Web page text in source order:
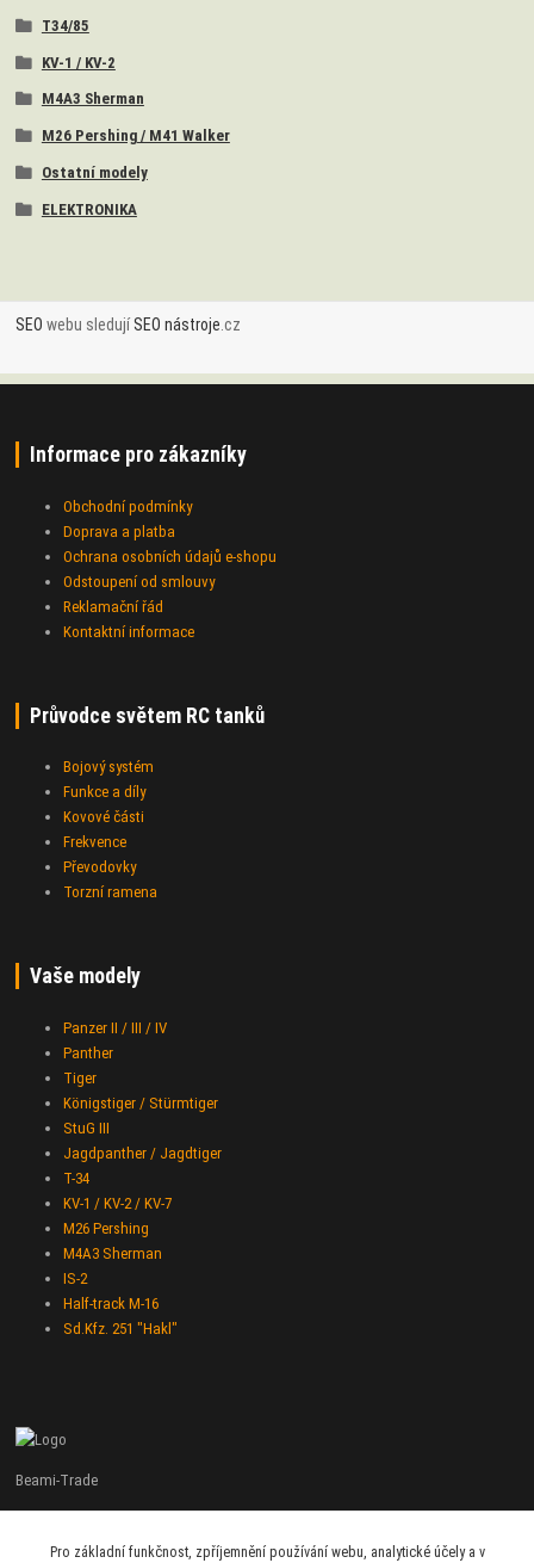
T34/85
KV-1 / KV-2
M4A3 Sherman
M26 Pershing / M41 Walker
Ostatní modely
ELEKTRONIKA
SEO webu sledujíSEO nástroje .cz
Informace pro zákazníky
Obchodní podmínky
Doprava a platba
Ochrana osobních údajů e-shopu
Odstoupení od smlouvy
Reklamační řád
Kontaktní informace
Průvodce světem RC tanků
Bojový systém
Funkce a díly
Kovové části
Frekvence
Převodovky
Torzní ramena
Vaše modely
Panzer II / III / IV
Panther
Tiger
Königstiger / Stürmtiger
StuG III
Jagdpanther / Jagdtiger
T-34
KV-1 / KV-2 / KV-7
M26 Pershing
M4A3 Sherman
IS-2
Half-track M-16
Sd.Kfz. 251 "Hakl"
Beami-Trade
+420 775 427 778
Pro základní funkčnost, zpříjemnění používání webu, analytické účely a v